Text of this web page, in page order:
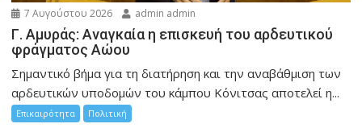
7 Αυγούστου 2026 admin admin
Γ. Αμυράς: Αναγκαία η επισκευή του αρδευτικού
φράγματος Αώου
Σημαντικό βήμα για τη διατήρηση και την αναβάθμιση των
αρδευτικών υποδομών του κάμπου Κόνιτσας αποτελεί η...
Επικαιρότητα Πολιτική